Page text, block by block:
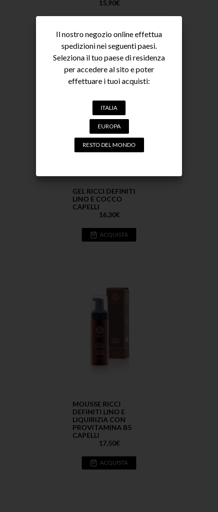
15,90€
GEL RICCI DEFINITI
LINO E COCCO
CAPELLI
16,30€
ACQUISTA
MOUSSE RICCI
DEFINITI LINO E
LIQUIRIZIA CON
PROVITAMINA B5
CAPELLI
17,50€
ACQUISTA
Il nostro negozio online effettua
spedizioni nei seguenti paesi.
Seleziona il tuo paese di residenza
per accedere al sito e poter
effettuare i tuoi acquisti:
ITALIA
EUROPA
RESTO DEL MONDO